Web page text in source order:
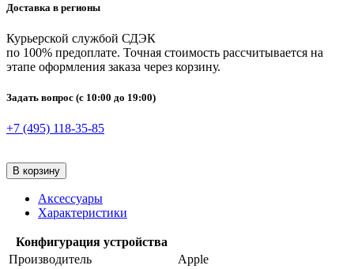
Доставка в регионы
Курьерской службой СДЭК
по 100% предоплате. Точная стоимость рассчитывается на
этапе оформления заказа через корзину.
Задать вопрос (с 10:00 до 19:00)
+7 (495) 118-35-85
В корзину
Аксессуары
Характеристики
Конфигурация устройства
Производитель
Apple